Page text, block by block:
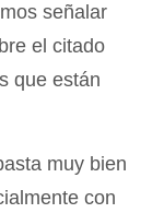
señalar
el citado
que están
muy bien
con